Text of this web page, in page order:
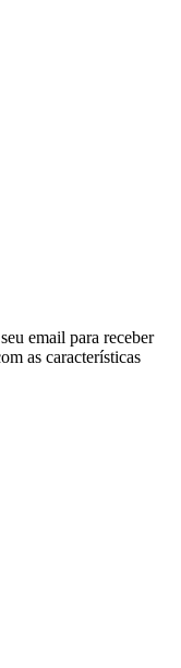
email para receber
as características